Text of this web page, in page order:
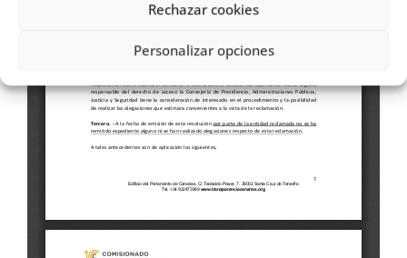
Rechazar cookies
Personalizar opciones